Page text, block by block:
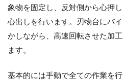
象物を固定し、反対側から心押
心出しを行います。刃物台にバ
かしながら、高速回転させた加
ます。
基本的には手動で全ての作業を